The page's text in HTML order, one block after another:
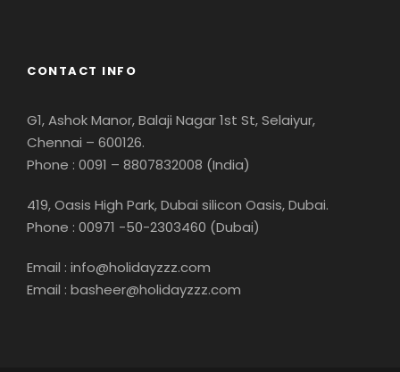
CONTACT INFO
G1, Ashok Manor, Balaji Nagar 1st St, Selaiyur,
Chennai – 600126.
Phone : 0091 – 8807832008 (India)
419, Oasis High Park, Dubai silicon Oasis, Dubai.
Phone : 00971 -50-2303460 (Dubai)
Email : info@holidayzzz.com
Email : basheer@holidayzzz.com